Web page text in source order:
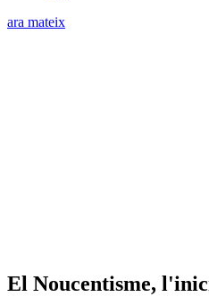
ara mateix
El Noucentisme,